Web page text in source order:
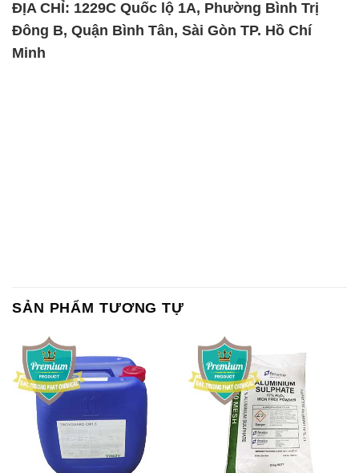
Chất Bảo Quản CMIT Thái
Lan Thailand
Phèn Nhôm – Al2(SO4)3 17%
Ấn Độ India